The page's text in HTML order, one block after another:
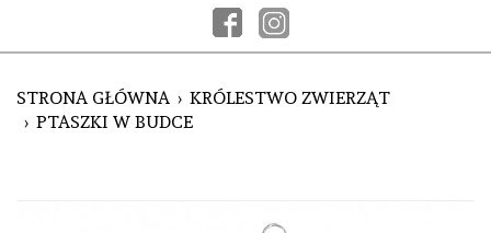
STRONA GŁÓWNA
KRÓLESTWO ZWIERZĄT
PTASZKI W BUDCE